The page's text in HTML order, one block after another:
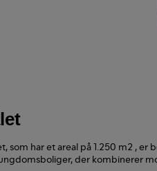
som har et areal på 1.250 m2 , er
der kombinerer